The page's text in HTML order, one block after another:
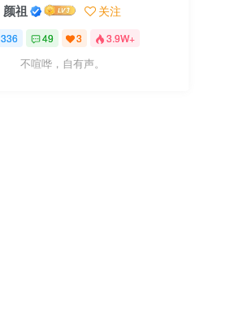
颜祖 关注
336 49 3 3.9W+
不喧哗，自有声。